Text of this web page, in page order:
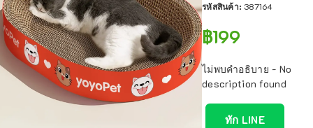
รหัสสินค้า: 387164
฿199
ไม่พบคำอธิบาย - No
description found
ทัก LINE